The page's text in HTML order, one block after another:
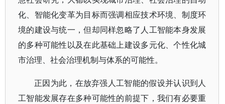
化、智能化变革为目标而强调相应技术环境、制度环
境的建设与统一，但却同样忽略了人工智能本身发展
的多种可能性以及在此基础上建设多元化、个性化城
市治理、社会治理机制与体系的可能性。
正因为此，在放弃强人工智能的假设并认识到人
工智能发展存在多种可能性的前提下，我们有必要重